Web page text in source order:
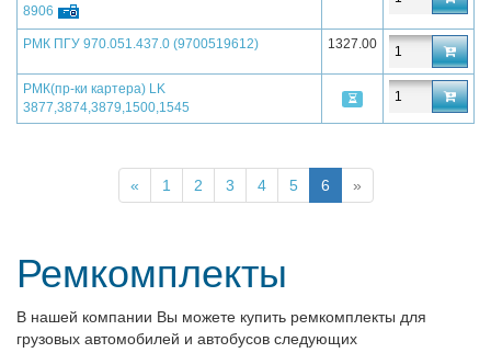
8906
РМК ПГУ 970.051.437.0 (9700519612) 1327.00
РМК(пр-ки картера) LK
3877,3874,3879,1500,1545
« 1 2 3 4 5 6 »
Ремкомплекты
В нашей компании Вы можете купить ремкомплекты для
грузовых автомобилей и автобусов следующих